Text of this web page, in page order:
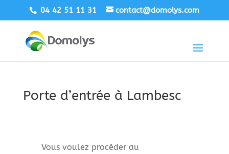
04 42 51 11 31 contact@domolys.com
Porte d’entrée à Lambesc
Vous voulez procéder au